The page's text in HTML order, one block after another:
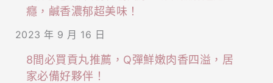
癮，鹹香濃郁超美味！
2023 年 9 月 16 日
8間必買貢丸推薦，Q彈鮮嫩肉香四溢，居
家必備好夥伴！